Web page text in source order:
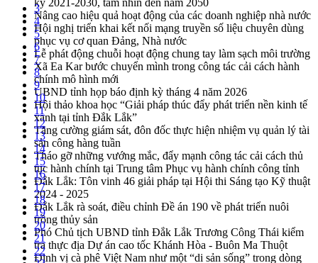
kỳ 2021-2030, tầm nhìn đến năm 2050
Nâng cao hiệu quả hoạt động của các doanh nghiệp nhà nước
Hội nghị triển khai kết nối mạng truyền số liệu chuyên dùng
phục vụ cơ quan Đảng, Nhà nước
Lễ phát động chuỗi hoạt động chung tay làm sạch môi trường
Xã Ea Kar bước chuyển mình trong công tác cải cách hành
chính mô hình mới
UBND tỉnh họp báo định kỳ tháng 4 năm 2026
Hội thảo khoa học “Giải pháp thúc đẩy phát triển nền kinh tế
xanh tại tỉnh Đắk Lắk”
Tăng cường giám sát, đôn đốc thực hiện nhiệm vụ quản lý tài
sản công hàng tuần
Tháo gỡ những vướng mắc, đẩy mạnh công tác cải cách thủ
tục hành chính tại Trung tâm Phục vụ hành chính công tỉnh
Đắk Lắk: Tôn vinh 46 giải pháp tại Hội thi Sáng tạo Kỹ thuật
2024 - 2025
Đắk Lắk rà soát, điều chỉnh Đề án 190 về phát triển nuôi
trồng thủy sản
Phó Chủ tịch UBND tỉnh Đắk Lắk Trương Công Thái kiểm
tra thực địa Dự án cao tốc Khánh Hòa - Buôn Ma Thuột
Định vị cà phê Việt Nam như một “di sản sống” trong dòng
3
4
5
6
7
8
9
10
11
12
13
14
15
16
17
18
19
20
21
22